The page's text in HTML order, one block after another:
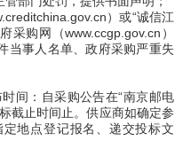
）或“诚信江
采购网（www.ccgp.gov.cn ）
当事人名单、政府采购严重失
间：自采购公告在“南京邮电
截止时间止。供应商如确定参
地点登记报名、递交投标文